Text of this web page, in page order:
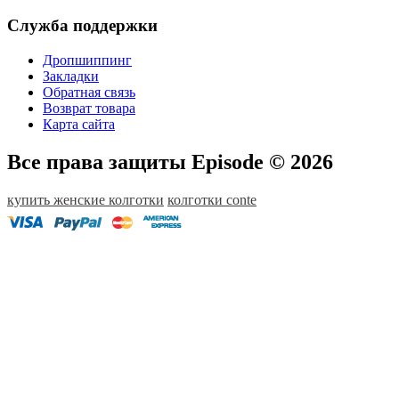
Служба поддержки
Дропшиппинг
Закладки
Обратная связь
Возврат товара
Карта сайта
Все права защиты Episode © 2026
купить женские колготки колготки conte